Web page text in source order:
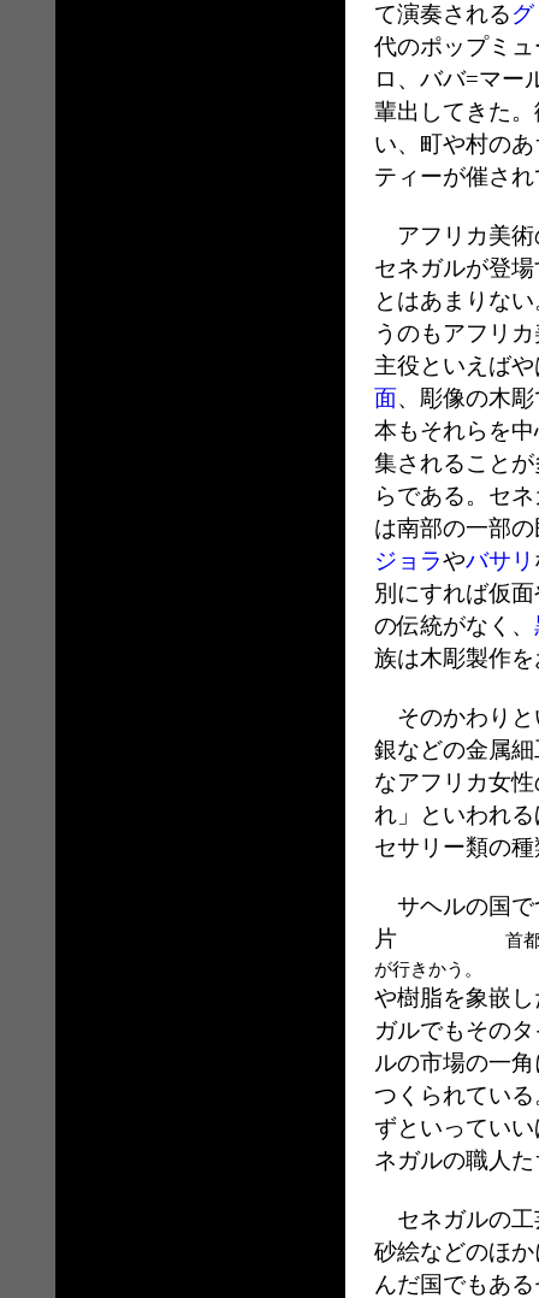
て演奏される
代のポップミ
ロ、ババ=マー
輩出してきた
い、町や村の
ティーが催さ
アフリカ美術
セネガルが登
とはあまりな
うのもアフリ
主役といえばや
面、彫像の木
本もそれらを
集されること
らである。セ
は南部の一部
ジョラやバサリ
別にすれば仮
の伝統がなく、
族は木彫製作
そのかわりと
銀などの金属細
なアフリカ女
れ」といわれ
セサリー類の
サヘルの国で
片首都ダカール
が行きかう。
や樹脂を象嵌
ガルでもその
ルの市場の一
つくられてい
ずといってい
ネガルの職人
セネガルの工
砂絵などのほ
んだ国でもあ